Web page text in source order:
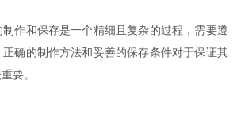
和保存是一个精细且复杂的过程，需要遵
确的制作方法和妥善的保存条件对于保证其
要。